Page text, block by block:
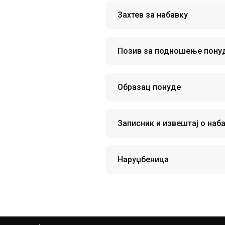
Захтев за набавку
Позив за подношење
Образац понуде
Записник и извештај о
Наруџбеница